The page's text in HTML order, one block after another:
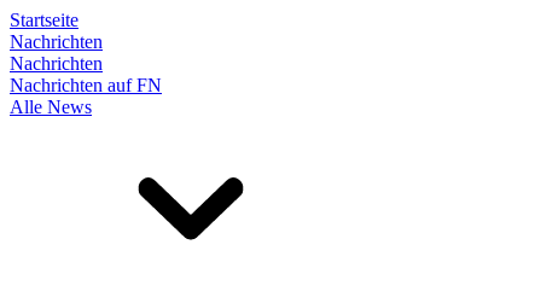
Startseite
Nachrichten
Nachrichten
Nachrichten auf FN
Alle News